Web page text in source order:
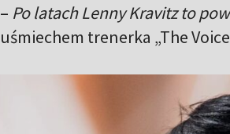
– Po latach Lenny Kravitz to
uśmiechem trenerka „The